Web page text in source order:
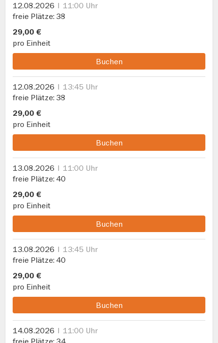
12.08.2026
11:00 Uhr
freie Plätze 38
29,00 €
pro Einheit
Buchen
12.08.2026
13:45 Uhr
freie Plätze 38
29,00 €
pro Einheit
Buchen
13.08.2026
11:00 Uhr
freie Plätze 40
29,00 €
pro Einheit
Buchen
13.08.2026
13:45 Uhr
freie Plätze 40
29,00 €
pro Einheit
Buchen
14.08.2026
11:00 Uhr